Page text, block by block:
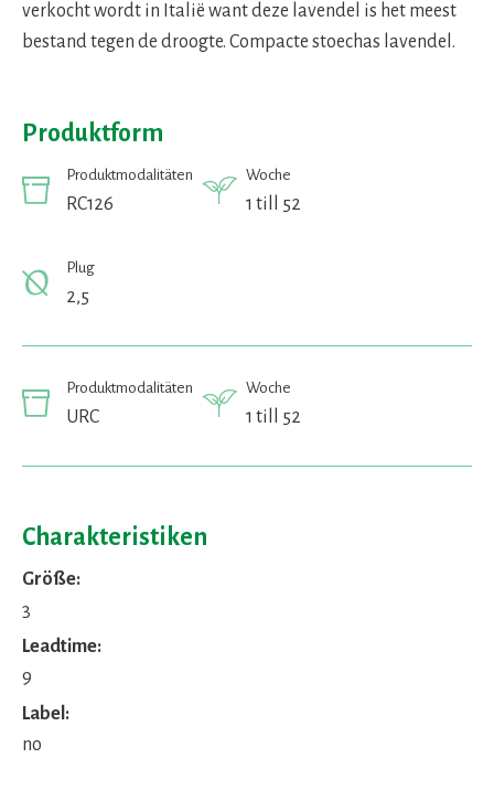
verkocht wordt in Italië want deze lavendel is het meest
bestand tegen de droogte. Compacte stoechas lavendel.
Produktform
Produktmodalitäten
RC126
Woche
1 till 52
Plug
2,5
Produktmodalitäten
URC
Woche
1 till 52
Charakteristiken
Größe:
3
Leadtime:
9
Label:
no